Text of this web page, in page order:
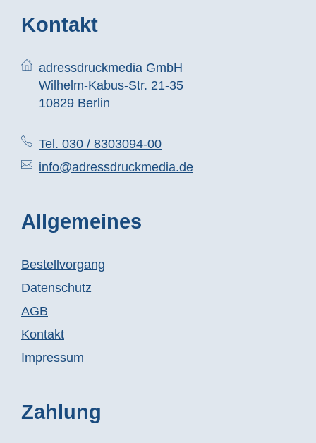
Kontakt
adressdruckmedia GmbH
Wilhelm-Kabus-Str. 21-35
10829 Berlin
Tel. 030 / 8303094-00
info@adressdruckmedia.de
Allgemeines
Bestellvorgang
Datenschutz
AGB
Kontakt
Impressum
Zahlung